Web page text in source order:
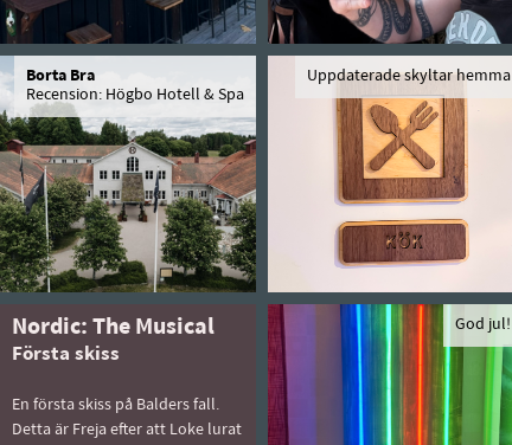
Borta Bra
Recension: Högbo Hotell & Spa
Uppdaterade skyltar hemma
Nordic: The Musical
Första skiss
En första skiss på Balders fall.
Detta är Freja efter att Loke lurat
God jul!